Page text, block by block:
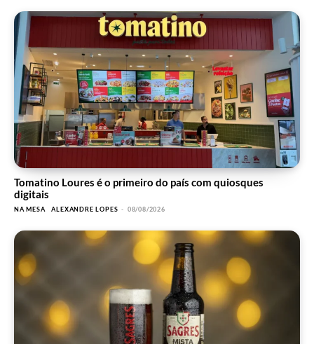
Tomatino Loures é o primeiro do país com quiosques
digitais
NA MESA ALEXANDRE LOPES - 08/08/2026